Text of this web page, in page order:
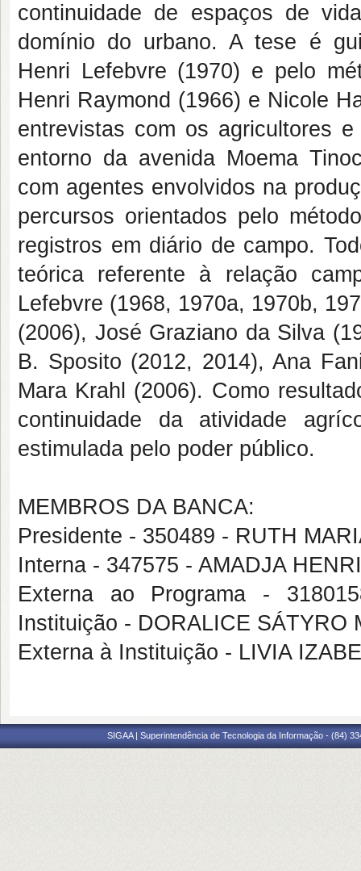
continuidade de espaços de
domínio do urbano. A tese é
Henri Lefebvre (1970) e pelo
Henri Raymond (1966) e Nicole
entrevistas com os agricultores
entorno da avenida Moema
com agentes envolvidos na
percursos orientados pelo
registros em diário de campo.
teórica referente à relação
Lefebvre (1968, 1970a, 1970b,
(2006), José Graziano da Silva
B. Sposito (2012, 2014), Ana
Mara Krahl (2006). Como
continuidade da atividade
estimulada pelo poder público.
MEMBROS DA BANCA:
Presidente - 350489 - RUTH
Interna - 347575 - AMADJA
Externa ao Programa -
Instituição - DORALICE SÁTYRO
Externa à Instituição - LIVIA
SIGAA | Superintendência de Tecnologia da Informação - (84)